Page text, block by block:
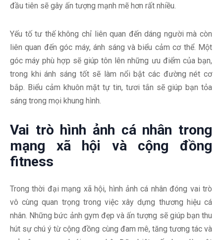
đầu tiên sẽ gây ấn tượng mạnh mẽ hơn rất nhiều.
Yếu tố tư thế không chỉ liên quan đến dáng người mà còn
liên quan đến góc máy, ánh sáng và biểu cảm cơ thể. Một
góc máy phù hợp sẽ giúp tôn lên những ưu điểm của bạn,
trong khi ánh sáng tốt sẽ làm nổi bật các đường nét cơ
bắp. Biểu cảm khuôn mặt tự tin, tươi tắn sẽ giúp bạn tỏa
sáng trong mọi khung hình.
Vai trò hình ảnh cá nhân trong
mạng xã hội và cộng đồng
fitness
Trong thời đại mạng xã hội, hình ảnh cá nhân đóng vai trò
vô cùng quan trọng trong việc xây dựng thương hiệu cá
nhân. Những bức ảnh gym đẹp và ấn tượng sẽ giúp bạn thu
hút sự chú ý từ cộng đồng cùng đam mê, tăng tương tác và